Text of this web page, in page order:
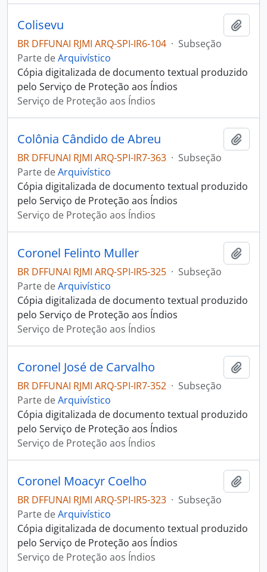
Colisevu
BR DFFUNAI RJMI ARQ-SPI-IR6-104 · Subseção
Parte deArquivístico
Cópia digitalizada de documento textual produzido
pelo Serviço de Proteção aos Índios
Serviço de Proteção aos Índios
Colônia Cândido de Abreu
BR DFFUNAI RJMI ARQ-SPI-IR7-363 · Subseção
Parte deArquivístico
Cópia digitalizada de documento textual produzido
pelo Serviço de Proteção aos Índios
Serviço de Proteção aos Índios
Coronel Felinto Muller
BR DFFUNAI RJMI ARQ-SPI-IR5-325 · Subseção
Parte deArquivístico
Cópia digitalizada de documento textual produzido
pelo Serviço de Proteção aos Índios
Serviço de Proteção aos Índios
Coronel José de Carvalho
BR DFFUNAI RJMI ARQ-SPI-IR7-352 · Subseção
Parte deArquivístico
Cópia digitalizada de documento textual produzido
pelo Serviço de Proteção aos Índios
Serviço de Proteção aos Índios
Coronel Moacyr Coelho
BR DFFUNAI RJMI ARQ-SPI-IR5-323 · Subseção
Parte deArquivístico
Cópia digitalizada de documento textual produzido
pelo Serviço de Proteção aos Índios
Serviço de Proteção aos Índios